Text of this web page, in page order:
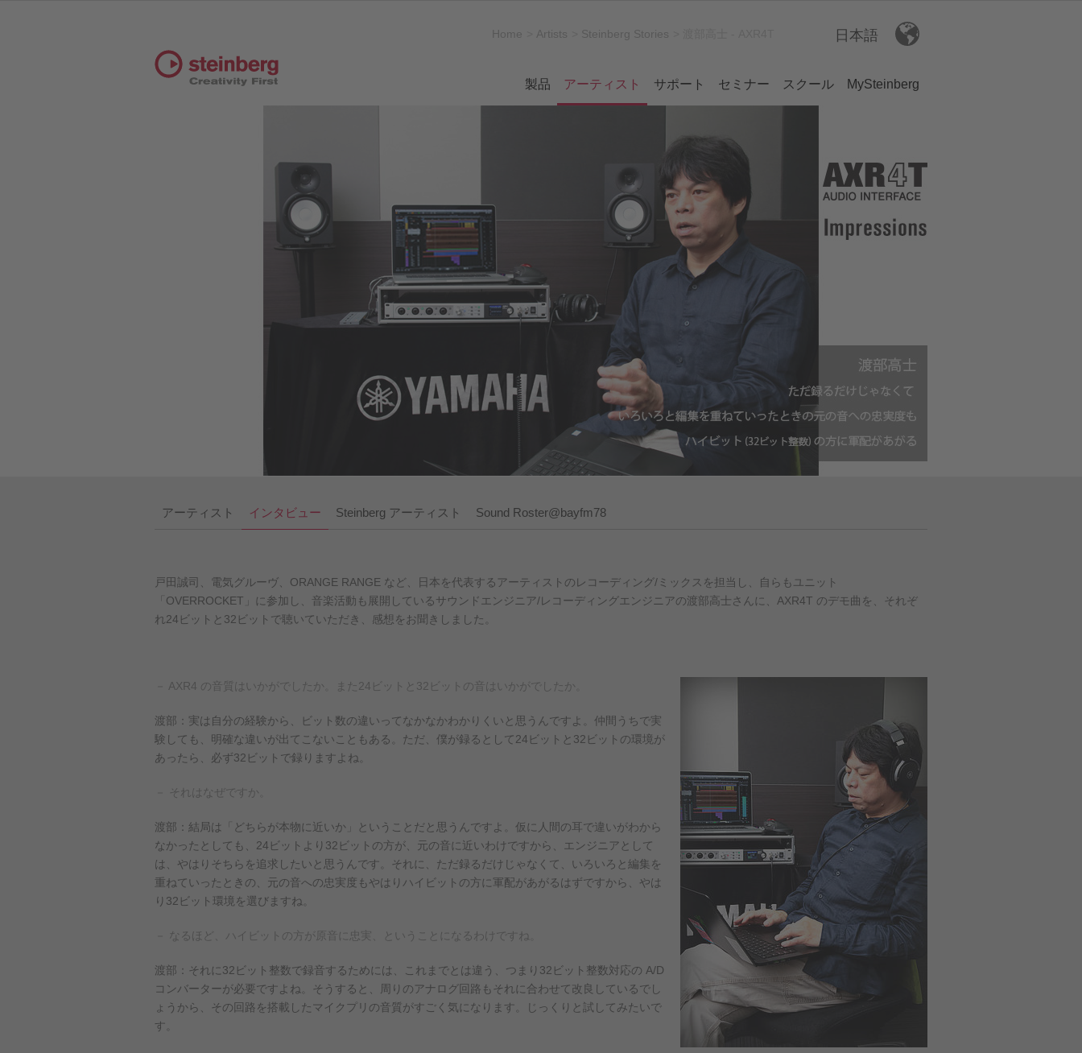
Home Artists Steinberg Stories 日本語
製品 アーティスト サポート セミナー スクール MySteinberg
アーティスト インタビュー Steinberg アーティスト Sound Roster@bayfm78
戸田誠司、電気グルーヴ、ORANGE RANGE など、日本を代表するアーティストのレコーディング/ミックスを担当し、自らもユニット
「OVERROCKET」に参加し、音楽活動も展開しているサウンドエンジニア/レコーディングエンジニアの渡部高士さんに、AXR4T のデモ曲を、それぞ
れ24ビットと32ビットで聴いていただき、感想をお聞きしました。
－ AXR4 の音質はいかがでしたか。また24ビットと32ビットの音はいかがでしたか。
渡部：実は自分の経験から、ビット数の違いってなかなかわかりくいと思うんですよ。仲間うちで実
験しても、明確な違いが出てこないこともある。ただ、僕が録るとして24ビットと32ビットの環境が
あったら、必ず32ビットで録りますよね。
－ それはなぜですか。
渡部：結局は「どちらが本物に近いか」ということだと思うんですよ。仮に人間の耳で違いがわから
なかったとしても、24ビットより32ビットの方が、元の音に近いわけですから、エンジニアとして
は、やはりそちらを追求したいと思うんです。それに、ただ録るだけじゃなくて、いろいろと編集を
重ねていったときの、元の音への忠実度もやはりハイビットの方に軍配があがるはずですから、やは
り32ビット環境を選びますね。
－ なるほど、ハイビットの方が原音に忠実、ということになるわけですね。
渡部：それに32ビット整数で録音するためには、これまでとは違う、つまり32ビット整数対応の A/D
コンバーターが必要ですよね。そうすると、周りのアナログ回路もそれに合わせて改良しているでし
ょうから、その回路を搭載したマイクプリの音質がすごく気になります。じっくりと試してみたいで
す。